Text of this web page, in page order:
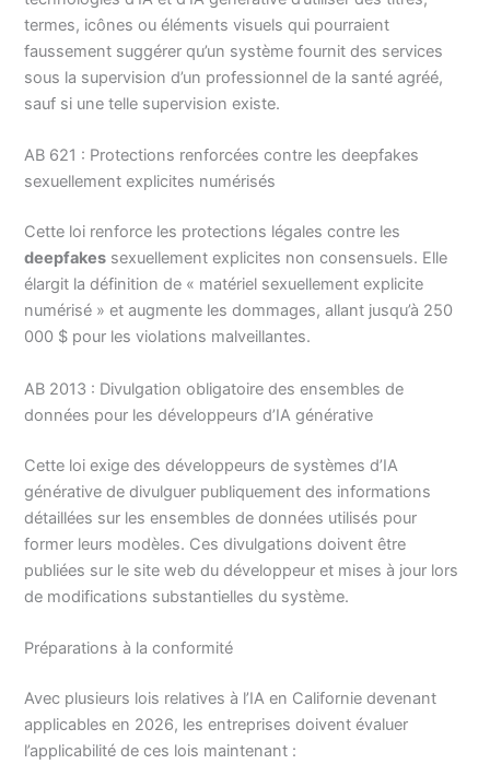
termes, icônes ou éléments visuels qui pourraient
faussement suggérer qu’un système fournit des services
sous la supervision d’un professionnel de la santé agréé,
sauf si une telle supervision existe.
AB 621 : Protections renforcées contre les deepfakes
sexuellement explicites numérisés
Cette loi renforce les protections légales contre les
deepfakes sexuellement explicites non consensuels. Elle
élargit la définition de « matériel sexuellement explicite
numérisé » et augmente les dommages, allant jusqu’à 250
000 $ pour les violations malveillantes.
AB 2013 : Divulgation obligatoire des ensembles de
données pour les développeurs d’IA générative
Cette loi exige des développeurs de systèmes d’IA
générative de divulguer publiquement des informations
détaillées sur les ensembles de données utilisés pour
former leurs modèles. Ces divulgations doivent être
publiées sur le site web du développeur et mises à jour lors
de modifications substantielles du système.
Préparations à la conformité
Avec plusieurs lois relatives à l’IA en Californie devenant
applicables en 2026, les entreprises doivent évaluer
l’applicabilité de ces lois maintenant :